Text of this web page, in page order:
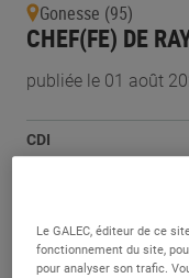
Gonesse (95)
CHEF(FE) DE
publiée le 01 août
CDI
publiée le 01 août
Le GALEC, éditeur de ce
fonctionnement du site,
pour analyser son trafic.